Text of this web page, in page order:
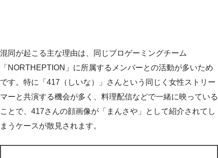
混同が起こる主な理由は、同じプロゲーミングチーム
「NORTHEPTION」に所属するメンバーとの活動が多いため
です。特に「417（しいな）」さんという同じく女性ストリー
マーと共演する機会が多く、料理配信などで一緒に映っている
ことで、417さんの顔画像が「まんさや」として紹介されてし
まうケースが散見されます。